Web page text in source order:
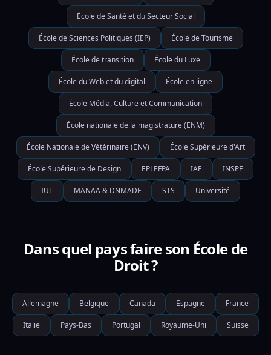
École de Santé et du Secteur Social
École de Sciences Politiques (IEP) École de Tourisme
École de transition École du Luxe
École du Web et du digital École en ligne
École Média, Culture et Communication
École nationale de la magistrature (ENM)
École Nationale de Vétérinaire (ENV) École Supérieure d'Art
École Supérieure de Design EPLEFPA IAE INSPE
IUT MANAA & DNMADE STS Université
Dans quel pays faire son École de
Droit ?
Allemagne Belgique Canada Espagne France
Italie Pays-Bas Portugal Royaume-Uni Suisse